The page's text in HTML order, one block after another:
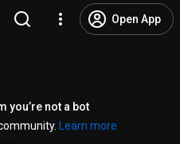
Open App
you’re not a bot
Learn more